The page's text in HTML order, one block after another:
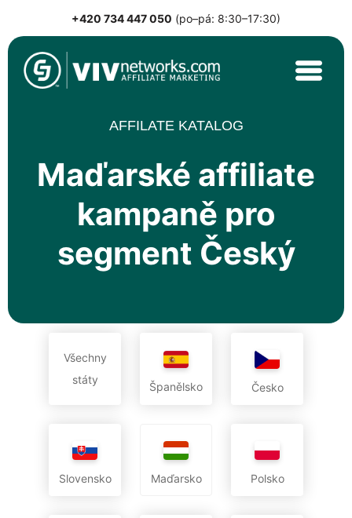
to
content
+420 734 447 050 (po–pá: 8:30–17:30)
VIVnetworks.com
Nejvýkonnější affiliate síť v CEE
AFFILATE KATALOG
Maďarské affiliate
kampaně pro
segment Český
Všechny
státy
Španělsko Česko
Slovensko Maďarsko Polsko